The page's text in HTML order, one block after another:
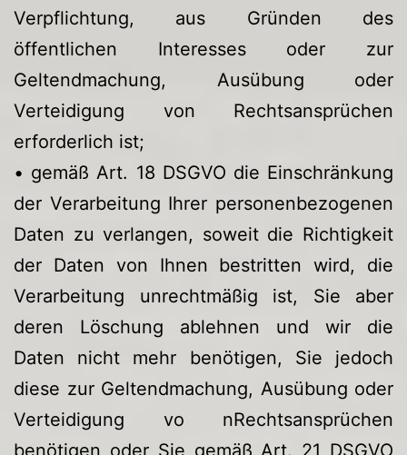
Verpflichtung, aus Gründen des
öffentlichen Interesses oder zur
Geltendmachung, Ausübung oder
Verteidigung von Rechtsansprüchen
erforderlich ist;
• gemäß Art. 18 DSGVO die Einschränkung
der Verarbeitung Ihrer personenbezogenen
Daten zu verlangen, soweit die Richtigkeit
der Daten von Ihnen bestritten wird, die
Verarbeitung unrechtmäßig ist, Sie aber
deren Löschung ablehnen und wir die
Daten nicht mehr benötigen, Sie jedoch
diese zur Geltendmachung, Ausübung oder
Verteidigung vo nRechtsansprüchen
benötigen oder Sie gemäß Art. 21 DSGVO